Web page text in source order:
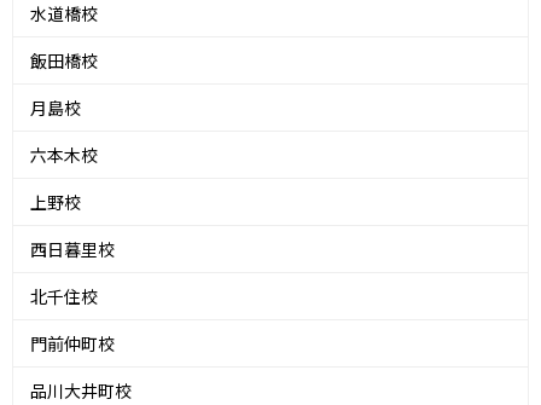
水道橋校
飯田橋校
月島校
六本木校
上野校
西日暮里校
北千住校
門前仲町校
品川大井町校